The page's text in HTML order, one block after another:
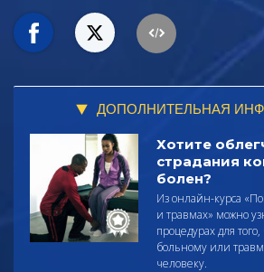
ДОПОЛНИТЕЛЬНАЯ
Хотите
страдания
болен?
Из онлайн-курса
и травмах» можно
процедурах для
больному или
человеку.